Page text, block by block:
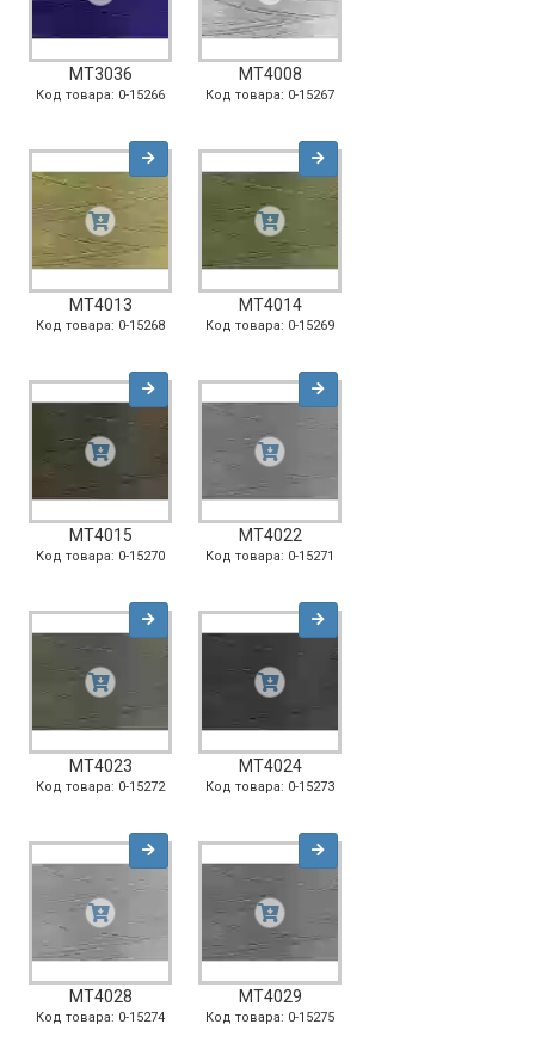
MT3036
Код товара: 0-15266
MT4008
Код товара: 0-15267
MT4013
Код товара: 0-15268
MT4014
Код товара: 0-15269
MT4015
Код товара: 0-15270
MT4022
Код товара: 0-15271
MT4023
Код товара: 0-15272
MT4024
Код товара: 0-15273
MT4028
Код товара: 0-15274
MT4029
Код товара: 0-15275